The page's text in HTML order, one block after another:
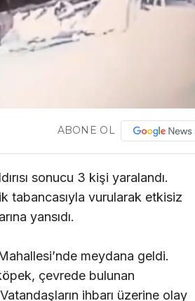
ABONE OL
sonucu 3 kişi yaralandı.
tabancasıyla vurularak etkisiz
yansıdı.
meydana geldi.
çevrede bulunan
ihbarı üzerine olay